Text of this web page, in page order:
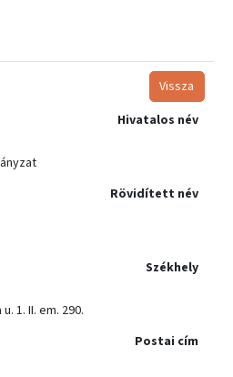
Vissza
Hivatalos név
Rövidített név
Székhely
1. II. em. 290.
Postai cím